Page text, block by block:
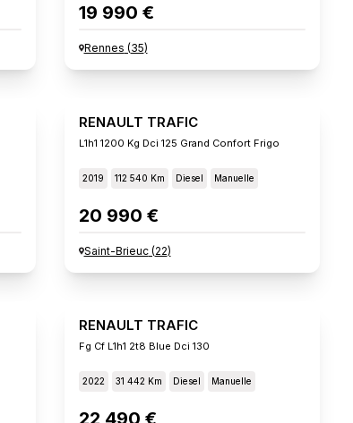
19 990 €
Rennes (35)
RENAULT TRAFIC
L1h1 1200 Kg Dci 125 Grand Confort Frigo
2019 112 540 Km Diesel Manuelle
20 990 €
Saint-Brieuc(22)
RENAULT TRAFIC
Fg Cf L1h1 2t8 Blue Dci 130
2022 31 442 Km Diesel Manuelle
22 490 €